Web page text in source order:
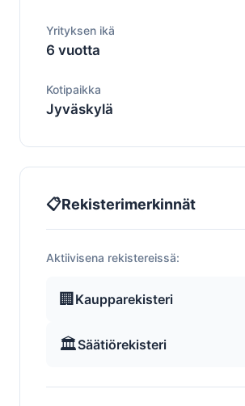
Yrityksen ikä
6 vuotta
Kotipaikka
Jyväskylä
📋Rekisterimerkinnät
Aktiivisena rekistereissä:
🏢 Kaupparekisteri
🏛️Säätiörekisteri